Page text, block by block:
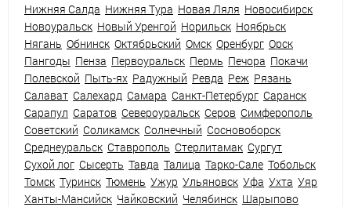
Нижняя Салда Нижняя Тура Новая Ляля Новосибирск
Новоуральск Новый Уренгой Норильск Ноябрьск
Нягань Обнинск Октябрьский Омск Оренбург Орск
Пангоды Пенза Первоуральск Пермь Печора Покачи
Полевской Пыть-ях Радужный Ревда Реж Рязань
Салават Салехард Самара Санкт-Петербург Саранск
Сарапул Саратов Североуральск Серов Симферополь
Советский Соликамск Солнечный Сосновоборск
Среднеуральск Ставрополь Стерлитамак Сургут
Сухой лог Сысерть Тавда Талица Тарко-Сале Тобольск
Томск Туринск Тюмень Ужур Ульяновск Уфа Ухта Уяр
Ханты-Мансийск Чайковский Челябинск Шарыпово